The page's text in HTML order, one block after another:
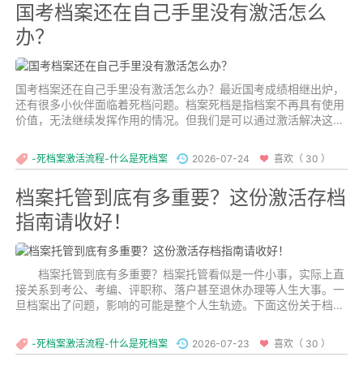
国考档案还在自己手里没有激活怎么
办？
国考档案还在自己手里没有激活怎么办？最近国考成绩相继出炉，
还有很多小伙伴面临着死档问题。档案死档是指档案不再具有使用
价值，无法继续发挥作用的情况。但我们是可以通过激活解决这样
-死档案激活流程-什么是死档案 2026-07-24 喜欢（ 30 ）
档案托管到底有多重要？这份激活存档
指南请收好！
档案托管到底有多重要？档案托管看似是一件小事，实际上直
接关系到考公、考编、评职称、落户甚至退休办理等人生大事。一
旦档案出了问题，影响的可能是整个人生轨迹。下面这份关于档案
-死档案激活流程-什么是死档案 2026-07-23 喜欢（ 30 ）